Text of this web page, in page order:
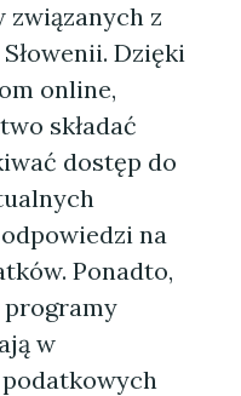
związanych z
Dzięki
online,
składać
dostęp do
na
Ponadto,
w